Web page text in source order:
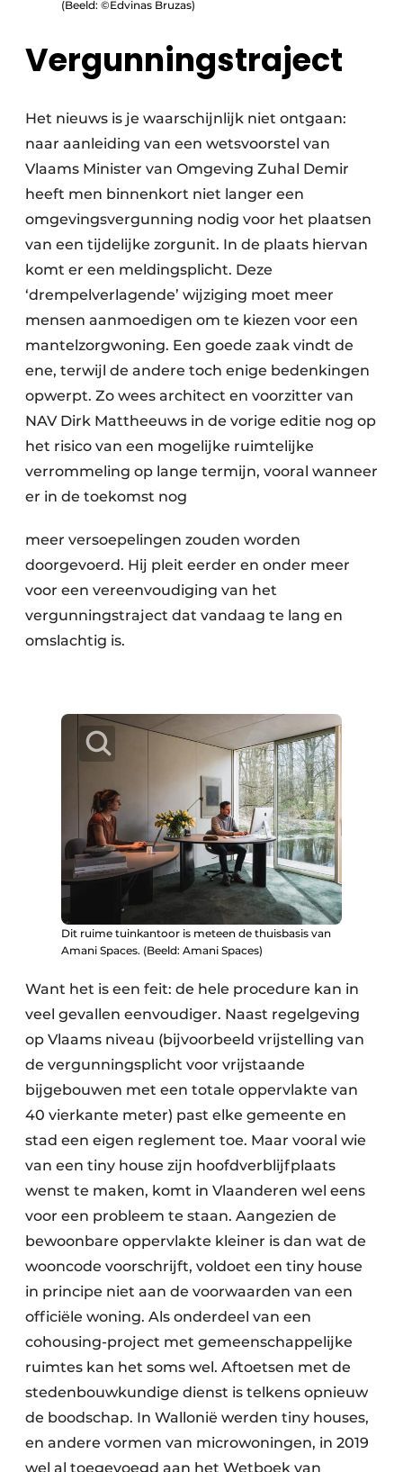
(Beeld: ©Edvinas Bruzas)
Vergunningstraject
Het nieuws is je waarschijnlijk niet ontgaan:
naar aanleiding van een wetsvoorstel van
Vlaams Minister van Omgeving Zuhal Demir
heeft men binnenkort niet langer een
omgevingsvergunning nodig voor het plaatsen
van een tijdelijke zorgunit. In de plaats hiervan
komt er een meldingsplicht. Deze
‘drempelverlagende’ wijziging moet meer
mensen aanmoedigen om te kiezen voor een
mantelzorgwoning. Een goede zaak vindt de
ene, terwijl de andere toch enige bedenkingen
opwerpt. Zo wees architect en voorzitter van
NAV Dirk Mattheeuws in de vorige editie nog op
het risico van een mogelijke ruimtelijke
verrommeling op lange termijn, vooral wanneer
er in de toekomst nog
meer versoepelingen zouden worden
doorgevoerd. Hij pleit eerder en onder meer
voor een vereenvoudiging van het
vergunningstraject dat vandaag te lang en
omslachtig is.
Dit ruime tuinkantoor is meteen de thuisbasis van
Amani Spaces. (Beeld: Amani Spaces)
Want het is een feit: de hele procedure kan in
veel gevallen eenvoudiger. Naast regelgeving
op Vlaams niveau (bijvoorbeeld vrijstelling van
de vergunningsplicht voor vrijstaande
bijgebouwen met een totale oppervlakte van
40 vierkante meter) past elke gemeente en
stad een eigen reglement toe. Maar vooral wie
van een tiny house zijn hoofdverblijfplaats
wenst te maken, komt in Vlaanderen wel eens
voor een probleem te staan. Aangezien de
bewoonbare oppervlakte kleiner is dan wat de
wooncode voorschrijft, voldoet een tiny house
in principe niet aan de voorwaarden van een
officiële woning. Als onderdeel van een
cohousing-project met gemeenschappelijke
ruimtes kan het soms wel. Aftoetsen met de
stedenbouwkundige dienst is telkens opnieuw
de boodschap. In Wallonië werden tiny houses,
en andere vormen van microwoningen, in 2019
wel al toegevoegd aan het Wetboek van